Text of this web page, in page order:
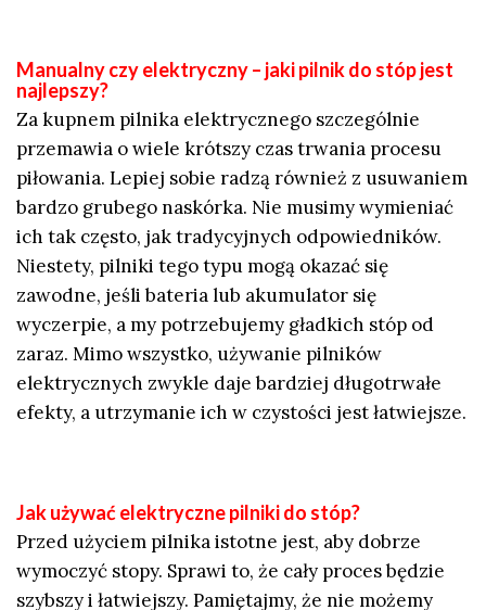
Manualny czy elektryczny – jaki pilnik do stóp jest
najlepszy?
Za kupnem pilnika elektrycznego szczególnie
przemawia o wiele krótszy czas trwania procesu
piłowania. Lepiej sobie radzą również z usuwaniem
bardzo grubego naskórka. Nie musimy wymieniać
ich tak często, jak tradycyjnych odpowiedników.
Niestety, pilniki tego typu mogą okazać się
zawodne, jeśli bateria lub akumulator się
wyczerpie, a my potrzebujemy gładkich stóp od
zaraz. Mimo wszystko, używanie pilników
elektrycznych zwykle daje bardziej długotrwałe
efekty, a utrzymanie ich w czystości jest łatwiejsze.
Jak używać elektryczne pilniki do stóp?
Przed użyciem pilnika istotne jest, aby dobrze
wymoczyć stopy. Sprawi to, że cały proces będzie
szybszy i łatwiejszy. Pamiętajmy, że nie możemy